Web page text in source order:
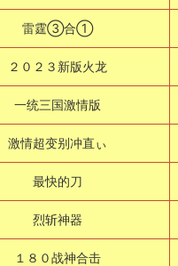
雷霆③合①
２０２３新版火龙
一统三国激情版
激情超变别冲直ぃ
最快的刀
烈斩神器
１８０战神合击